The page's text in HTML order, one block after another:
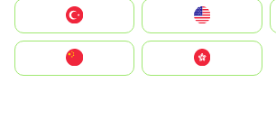
United States
中國香港特別行政區